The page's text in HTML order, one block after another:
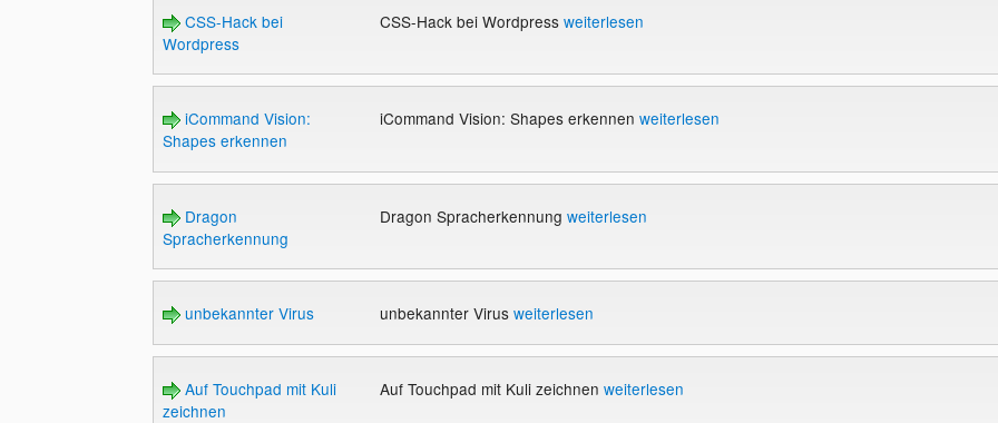
CSS-Hack bei
Wordpress
CSS-Hack bei Wordpress weiterlesen
iCommand Vision:
Shapes erkennen
iCommand Vision: Shapes erkennen weiterlesen
Dragon
Spracherkennung
Dragon Spracherkennung weiterlesen
unbekannter Virus unbekannter Virus weiterlesen
Auf Touchpad mit Kuli
zeichnen
Auf Touchpad mit Kuli zeichnen weiterlesen